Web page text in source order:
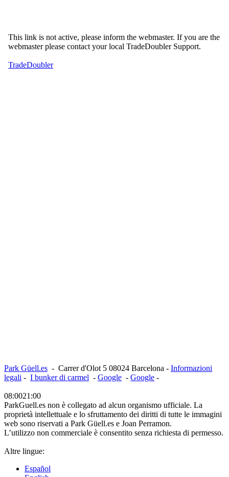
Park Güell.es - Carrer d'Olot 5 08024 Barcelona - Informazioni
legali - I bunker di carmel - Google - Google -
08:0021:00
ParkGuell.es non è collegato ad alcun organismo ufficiale. La
proprietà intellettuale e lo sfruttamento dei diritti di tutte le immagini
web sono riservati a Park Güell.es e Joan Perramon.
L’utilizzo non commerciale è consentito senza richiesta di permesso.
Altre lingue:
Español